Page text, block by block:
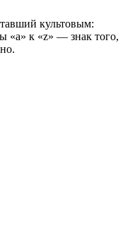
культовым:
«a» к «z» — знак того,